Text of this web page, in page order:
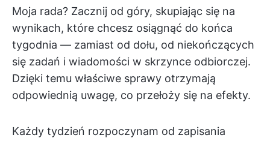
Moja rada? Zacznij od góry, skupiając się na
wynikach, które chcesz osiągnąć do końca
tygodnia — zamiast od dołu, od niekończących
się zadań i wiadomości w skrzynce odbiorczej.
Dzięki temu właściwe sprawy otrzymają
odpowiednią uwagę, co przełoży się na efekty.
Każdy tydzień rozpoczynam od zapisania